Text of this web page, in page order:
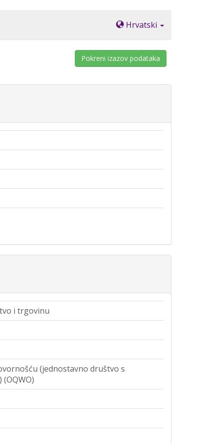
Hrvatski
Pokreni izazov podataka
i trgovinu
(jednostavno društvo s